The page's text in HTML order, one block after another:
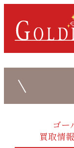
ゴー
買取情